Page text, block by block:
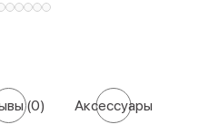
(0) Аксессуары